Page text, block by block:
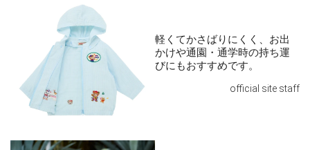
軽くてかさばりにくく、お出
かけや通園・通学時の持ち運
びにもおすすめです。
official site staff